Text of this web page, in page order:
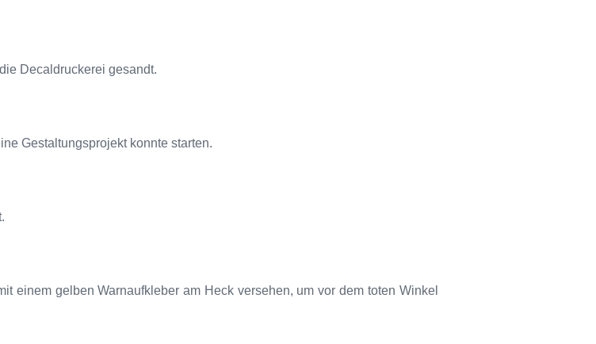
Decaldruckerei gesandt.
Gestaltungsprojekt konnte starten.
einem gelben Warnaufkleber am Heck versehen, um vor dem toten Winkel